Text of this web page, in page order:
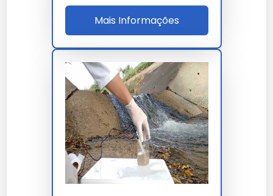
O laboratório acreditado ISO 17025 pelo
Inmetro/CGCRE executa cromatografia iônica
(aníons e cátions), ICP-OES para metais
pesados (As - Cd - Cr - Pb - Hg em µg/L) e
espectrofotometria UV-Vis, com emissão do
laudo técnico em 5 a 10 dias úteis. O certificado
digital ICP-Brasil garante validade legal junto a
Vigilância Sanitária estadual e municipal.
PARÂMETRO ESPECIFICAÇÃO
Painel potabilidade
97 parâmetros -
Portaria 888/2021
Mais Informações